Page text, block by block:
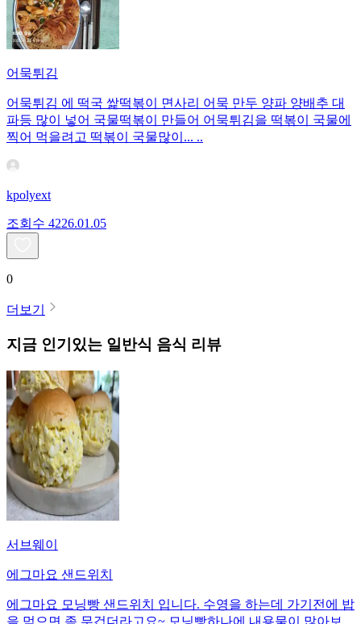
어묵튀김
어묵튀김 에 떡국 쌅떡볶이 면사리 어묵 만두 양파 양배추 대
파등 많이 넣어 국물떡볶이 만들어 어묵튀김을 떡볶이 국물에
찍어 먹을려고 떡볶이 국물많이... ..
kpolyext
조회수 4226.01.05
0
더보기
지금 인기있는 일반식 음식 리뷰
서브웨이
에그마요 샌드위치
에그마요 모닝빵 샌드위치 입니다. 수영을 하는데 가기전에 밥
을 먹으면 좀 무겁더라고요~ 모닝빵하나에 내용물이 많아보